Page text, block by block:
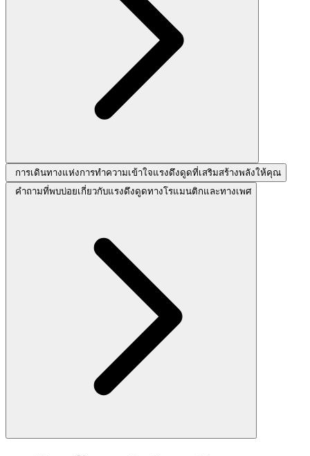
การเดินทางแห่งการทำความเข้าใจแรงดึงดูดที่เสริมสร้างพลังให้คุณ
คำถามที่พบบ่อยเกี่ยวกับแรงดึงดูดทางโรแมนติกและทางเพศ